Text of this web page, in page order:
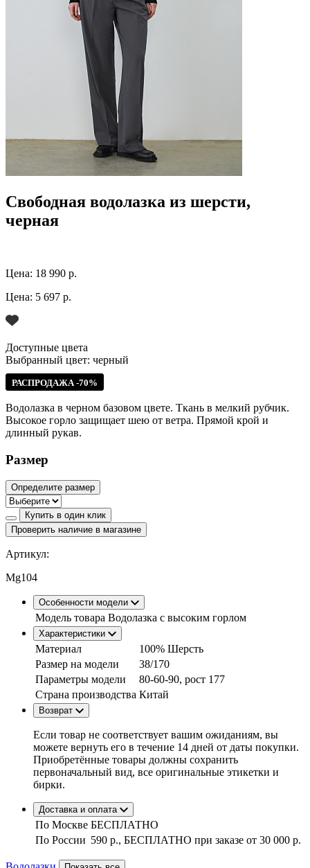
Свободная водолазка из шерсти,
черная
Цена: 18 990 р.
Цена: 5 697 р.
Доступные цвета
Выбранный цвет: черный
РАСПРОДАЖА -70%
Водолазка в черном базовом цвете. Ткань в мелкий рубчик.
Высокое горло защищает шею от ветра. Прямой крой и
длинный рукав.
Размер
Определите размер
Купить в один клик
Проверить наличие в магазине
Артикул:
Mg104
Особенности модели
Модель товара Водолазка с высоким горлом
Характеристики
Материал
100% Шерсть
Размер на модели
38/170
Параметры модели
80-60-90, рост 177
Страна производства Китай
Возврат
Если товар не соответствует вашим ожиданиям, вы
можете вернуть его в течение 14 дней от даты покупки.
Приобретённые товары должны сохранить
первоначальный вид, все оригинальные этикетки и
бирки.
Доставка и оплата
По Москве БЕСПЛАТНО
По России 590 р., БЕСПЛАТНО при заказе от 30 000 р.